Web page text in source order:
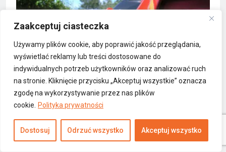
Zaakceptuj ciasteczka
Używamy plików cookie, aby poprawić jakość przeglądania,
wyświetlać reklamy lub treści dostosowane do
indywidualnych potrzeb użytkowników oraz analizować ruch
na stronie. Kliknięcie przycisku „Akceptuj wszystkie” oznacza
zgodę na wykorzystywanie przez nas plików
cookie.
Polityka prywatności
Dostosuj Odrzuć wszystko Akceptuj wszystko
OLYMPUS DIGITAL CAMERA